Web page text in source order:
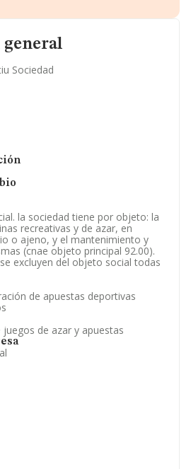
Sociedad
la sociedad tiene por objeto: la
recreativas y de azar, en
o ajeno, y el mantenimiento y
(cnae objeto principal 92.00).
excluyen del objeto social todas
de apuestas deportivas
de azar y apuestas
y registral complementaria.